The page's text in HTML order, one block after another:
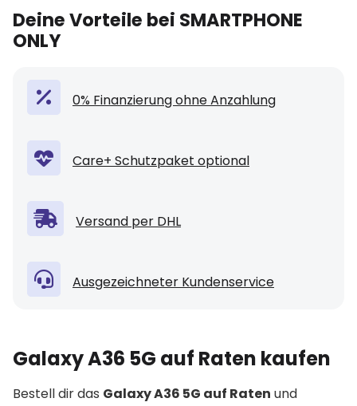
Deine Vorteile bei SMARTPHONE
ONLY
0% Finanzierung ohne Anzahlung
Care+ Schutzpaket optional
Versand per DHL
Ausgezeichneter Kundenservice
Galaxy A36 5G auf Raten kaufen
Bestell dir das Galaxy A36 5G auf Raten und